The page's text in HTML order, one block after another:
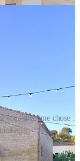
vous dire une chose :